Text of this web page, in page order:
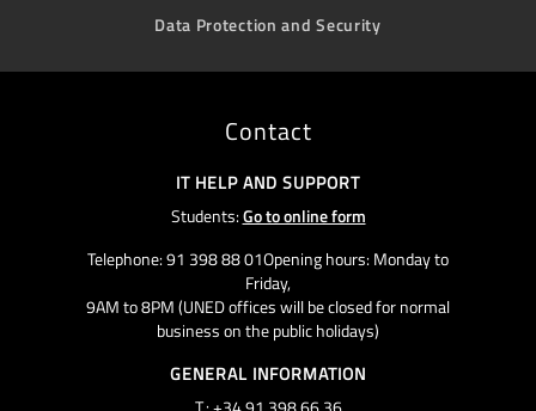
Data Protection and Security
Contact
IT HELP AND SUPPORT
Students:Go to online form
Telephone: 91 398 88 01Opening hours: Monday to
Friday,
9AM to 8PM (UNED offices will be closed for normal
business on the public holidays)
GENERAL INFORMATION